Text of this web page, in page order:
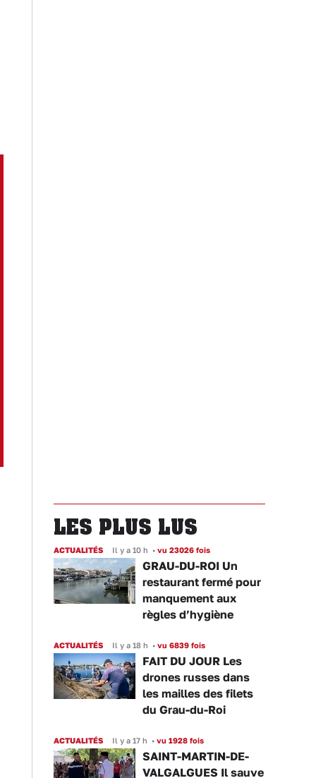
LES PLUS LUS
ACTUALITÉS Il y a 10 h • vu 23026 fois
GRAU-DU-ROI Un
restaurant fermé pour
manquement aux
règles d’hygiène
ACTUALITÉS Il y a 18 h • vu 6839 fois
FAIT DU JOUR Les
drones russes dans
les mailles des filets
du Grau-du-Roi
ACTUALITÉS Il y a 17 h • vu 1928 fois
SAINT-MARTIN-DE-
VALGALGUES Il sauve